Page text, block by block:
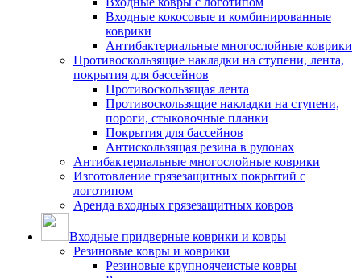
Входные кокосовые и комбинированные
коврики
Антибактериальные многослойные коврики
Противоскользящие накладки на ступени, лента,
покрытия для бассейнов
Противоскользящая лента
Противоскользящие накладки на ступени,
пороги, стыковочные планки
Покрытия для бассейнов
Антискользящая резина в рулонах
Антибактериальные многослойные коврики
Изготовление грязезащитных покрытий с
логотипом
Аренда входных грязезащитных ковров
Входные придверные коврики и ковры
Резиновые ковры и коврики
Резиновые крупноячеистые ковры